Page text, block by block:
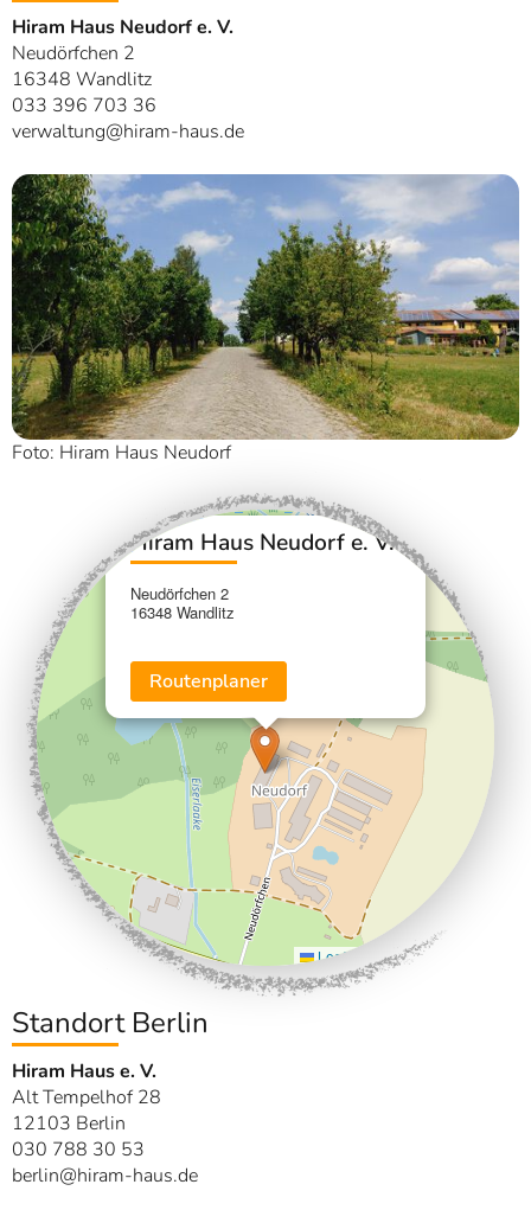
Hiram Haus Neudorf e. V.
Neudörfchen 2
16348 Wandlitz
033 396 703 36
verwaltung@hiram-haus.de
Foto: Hiram Haus Neudorf
Hiram Haus Neudorf e. V.
Neudörfchen 2
16348 Wandlitz
Routenplaner
Leaflet ©OpenStreetMap
Standort Berlin
Hiram Haus e. V.
Alt Tempelhof 28
12103 Berlin
030 788 30 53
berlin@hiram-haus.de